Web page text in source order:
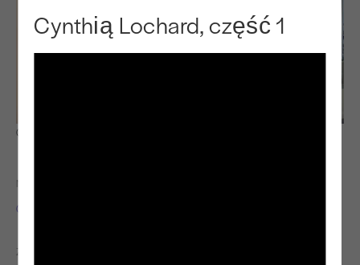
Cynthią Lochard, część 1
Obserwuj i ucz się
NAUCZYCIEL
Cynthia Lochard
ZNAJDŹ PODOBNE KLASY DLA